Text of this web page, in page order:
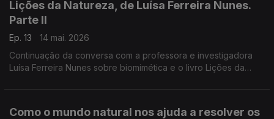
Lições da Natureza, de Luísa Ferreira Nunes.
Parte II
Ep. 13
14 mai. 2026
Continuação da conversa com a professora e investigadora
Luísa Ferreira Nunes sobre biomimética e o livro Lições da
Como o mundo natural nos ajuda a resolver os